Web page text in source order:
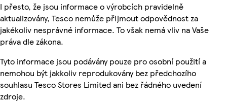
I přesto, že jsou informace o výrobcích pravidelně
aktualizovány, Tesco nemůže přijmout odpovědnost za
jakékoliv nesprávné informace. To však nemá vliv na Vaše
práva dle zákona.
Tyto informace jsou podávány pouze pro osobní použití a
nemohou být jakkoliv reprodukovány bez předchozího
souhlasu Tesco Stores Limited ani bez řádného uvedení
zdroje.